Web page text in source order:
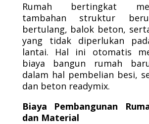
Rumah bertingkat
tambahan struktur
bertulang, balok beton,
yang tidak diperlukan
lantai. Hal ini otomatis
biaya bangun rumah
dalam hal pembelian besi,
dan beton readymix.
Biaya Pembangunan
dan Material